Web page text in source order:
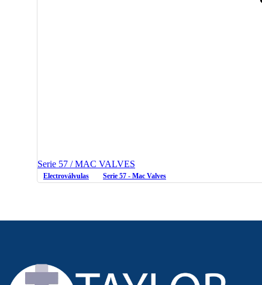
Serie 57 / MAC VALVES
Electroválvulas Serie 57 - Mac Valves